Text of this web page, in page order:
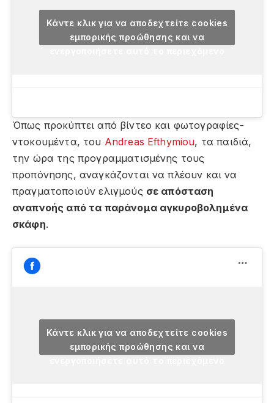
Κάντε κλικ για να αποδεχτείτε cookies
εμπορικής προώθησης και να
Όπως προκύπτει από βίντεο και φωτογραφίες-
ντοκουμέντα, του Andreas Efthymiou, τα παιδιά,
την ώρα της προγραμματισμένης τους
προπόνησης, αναγκάζονται να πλέουν και να
πραγματοποιούν ελιγμούς σε απόσταση
αναπνοής από τα παράνομα αγκυροβολημένα
σκάφη.
Κάντε κλικ για να αποδεχτείτε cookies
εμπορικής προώθησης και να